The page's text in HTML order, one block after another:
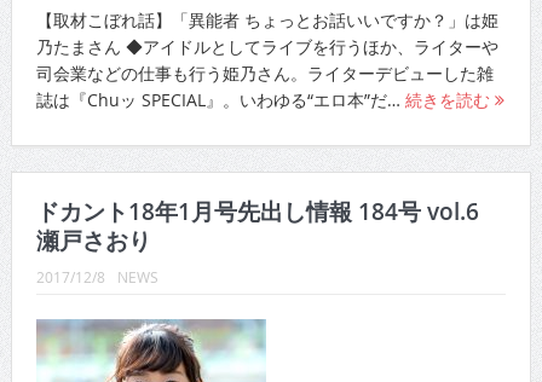
【取材こぼれ話】「異能者 ちょっとお話いいですか？」は姫
乃たまさん ◆アイドルとしてライブを行うほか、ライターや
司会業などの仕事も行う姫乃さん。ライターデビューした雑
誌は『Chuッ SPECIAL』。いわゆる“エロ本”だ… 続きを読む
ドカント18年1月号先出し情報 184号 vol.6
瀬戸さおり
2017/12/8 NEWS